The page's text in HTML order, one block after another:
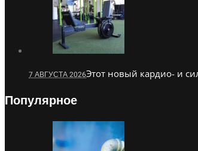
7 АВГУСТА 2026Этот новый кардио- и
Популярное